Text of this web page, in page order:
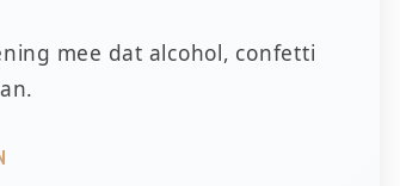
mee dat alcohol, confetti